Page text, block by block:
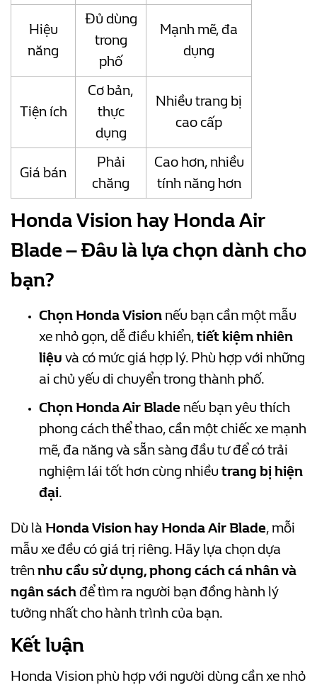
Hiệu
năng
Đủ dùng
trong
phố
Mạnh mẽ, đa
dụng
Tiện ích
Cơ bản,
thực
dụng
Nhiều trang bị
cao cấp
Giá bán
Phải
chăng
Cao hơn, nhiều
tính năng hơn
Honda Vision hay Honda Air
Blade – Đâu là lựa chọn dành cho
bạn?
Chọn Honda Visionnếu bạn cần một mẫu
xe nhỏ gọn, dễ điều khiển,tiết kiệm nhiên
liệu và có mức giá hợp lý. Phù hợp với những
ai chủ yếu di chuyển trong thành phố.
Chọn Honda Air Blade nếu bạn yêu thích
phong cách thể thao, cần một chiếc xe mạnh
mẽ, đa năng và sẵn sàng đầu tư để có trải
nghiệm lái tốt hơn cùng nhiều trang bị hiện
đại.
Dù là Honda Vision hay Honda Air Blade, mỗi
mẫu xe đều có giá trị riêng. Hãy lựa chọn dựa
trênnhu cầu sử dụng, phong cách cá nhân và
ngân sáchđể tìm ra người bạn đồng hành lý
tưởng nhất cho hành trình của bạn.
Kết luận
Honda Vision phù hợp với người dùng cần xe nhỏ